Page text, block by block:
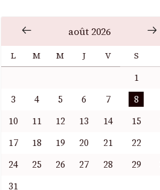
août 2026
L M M J V S
1
3
4 5 6 7 8
10
11 12 13 14 15
17
18 19 20 21 22
24
25 26 27 28 29
31